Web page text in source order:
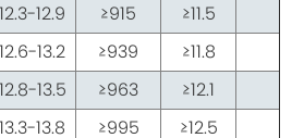
12.3-12.9 ≥915 ≥11.5
12.6-13.2 ≥939 ≥11.8
12.8-13.5 ≥963 ≥12.1
13.3-13.8 ≥995 ≥12.5